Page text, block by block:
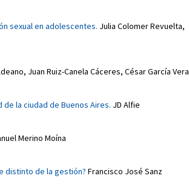
sexual en adolescentes. Julia Colomer Revuelta,
, Juan Ruiz-Canela Cáceres, César García Vera
la ciudad de Buenos Aires. JD Alfie
Merino Moína
distinto de la gestión? Francisco José Sanz